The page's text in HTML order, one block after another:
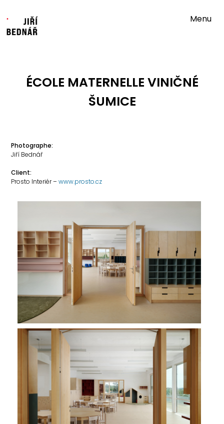
Menu
ÉCOLE MATERNELLE VINIČNÉ
ŠUMICE
Photographe:
Jiří Bednář
Client:
Prosto Interiér –www.prosto.cz